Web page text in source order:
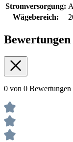
Stromversorgung:
Wägebereich:
Bewertungen
0 von 0 Bewertungen